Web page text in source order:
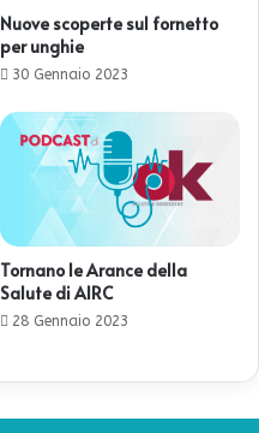
Nuove scoperte sul fornetto
per unghie
30 Gennaio 2023
Tornano le Arance della
Salute di AIRC
28 Gennaio 2023